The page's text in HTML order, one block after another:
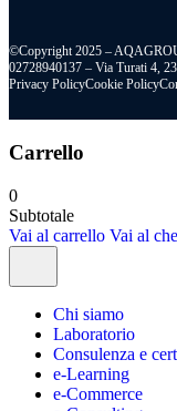
©Copyright 2025 –
02728940137 – Via Turati 4,
Privacy PolicyCookie Policy
Carrello
0
Subtotale
Vai al carrello Vai al
Chi siamo
Laboratorio
Consulenza e
e-Learning
e-Commerce